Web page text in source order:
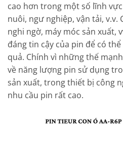
cao hơn trong một số lĩnh
nuôi, ngư nghiệp, vận tải, v.v.
nghi ngờ, máy móc sản xuất,
đáng tin cậy của pin để có
quả. Chính vì những thế
về năng lượng pin sử dụng
sản xuất, trong thiết bị công
nhu cầu pin rất cao.